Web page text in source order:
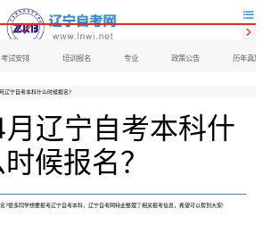

考试安排 培训报名 专业 政策公告 历年真题

宁自考本科什么时候报名？
辽宁自考本科什
候报名？
?很多同学想要报考辽宁自考本科，辽宁自考网特此整理了相关报考信息，希望可以帮到大家!